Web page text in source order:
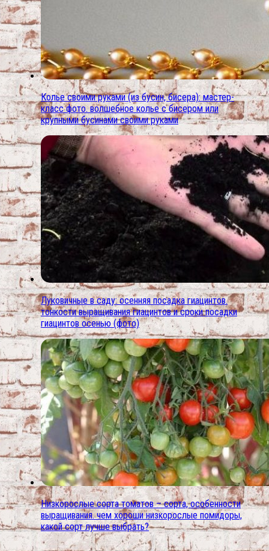
Колье своими руками (из бусин, бисера): мастер-
класс фото. волшебное колье с бисером или
крупными бусинами своими руками
Луковичные в саду: осенняя посадка гиацинтов.
тонкости выращивания гиацинтов и сроки посадки
гиацинтов осенью (фото)
Низкорослые сорта томатов – сорта, особенности
выращивания. чем хороши низкорослые помидоры,
какой сорт лучше выбрать?